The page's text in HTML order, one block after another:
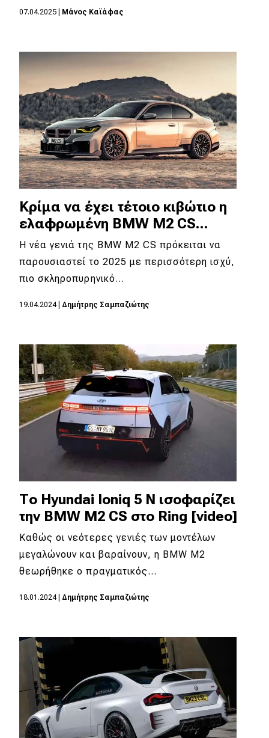
07.04.2025 Μάνος Καϊάφας
Κρίμα να έχει τέτοιο κιβώτιο η
ελαφρωμένη BMW M2 CS...
Η νέα γενιά της BMW M2 CS πρόκειται να
παρουσιαστεί το 2025 με περισσότερη ισχύ,
πιο σκληροπυρηνικό…
19.04.2024| Δημήτρης Σαμπαζιώτης
Το Hyundai Ioniq 5 N ισοφαρίζει
την BMW M2 CS στο Ring [video]
Καθώς οι νεότερες γενιές των μοντέλων
μεγαλώνουν και βαραίνουν, η BMW M2
θεωρήθηκε ο πραγματικός…
18.01.2024| Δημήτρης Σαμπαζιώτης